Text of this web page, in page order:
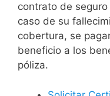
contrato de
caso de su
cobertura, se
beneficio a los
póliza.